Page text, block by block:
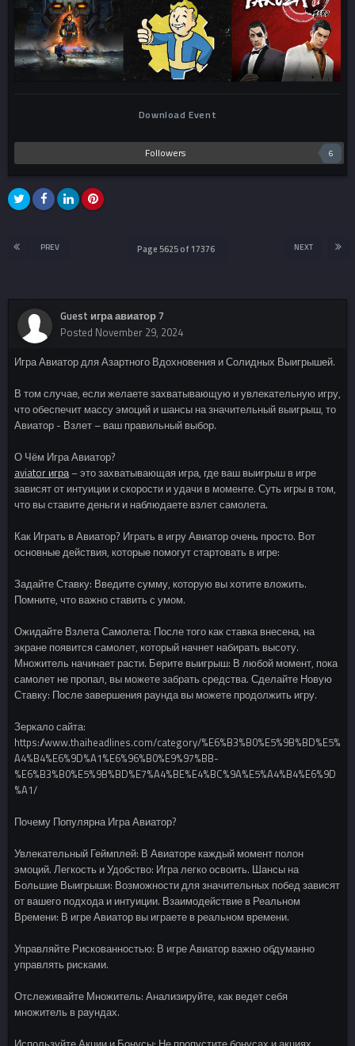
Download Event
Followers 6
PREV NEXT
Page 5625 of 17376
Guest игра авиатор 7
Posted November 29, 2024
Игра Авиатор для Азартного Вдохновения и Солидных Выигрышей.
В том случае, если желаете захватывающую и увлекательную игру,
что обеспечит массу эмоций и шансы на значительный выигрыш, то
Авиатор - Взлет – ваш правильный выбор.
О Чём Игра Авиатор?
aviator игра– это захватывающая игра, где ваш выигрыш в игре
зависят от интуиции и скорости и удачи в моменте. Суть игры в том,
что вы ставите деньги и наблюдаете взлет самолета.
Как Играть в Авиатор? Играть в игру Авиатор очень просто. Вот
основные действия, которые помогут стартовать в игре:
Задайте Ставку: Введите сумму, которую вы хотите вложить.
Помните, что важно ставить с умом.
Ожидайте Взлета Самолета: После того как ставка внесена, на
экране появится самолет, который начнет набирать высоту.
Множитель начинает расти. Берите выигрыш: В любой момент, пока
самолет не пропал, вы можете забрать средства. Сделайте Новую
Ставку: После завершения раунда вы можете продолжить игру.
Зеркало сайта:
https://www.thaiheadlines.com/category/%E6%B3%B0%E5%9B%BD%E5%
A4%B4%E6%9D%A1%E6%96%B0%E9%97%BB-
%E6%B3%B0%E5%9B%BD%E7%A4%BE%E4%BC%9A%E5%A4%B4%E6%9D
%A1/
Почему Популярна Игра Авиатор?
Увлекательный Геймплей: В Авиаторе каждый момент полон
эмоций. Легкость и Удобство: Игра легко освоить. Шансы на
Большие Выигрыши: Возможности для значительных побед зависят
от вашего подхода и интуиции. Взаимодействие в Реальном
Времени: В игре Авиатор вы играете в реальном времени.
Управляйте Рискованностью: В игре Авиатор важно обдуманно
управлять рисками.
Отслеживайте Множитель: Анализируйте, как ведет себя
множитель в раундах.